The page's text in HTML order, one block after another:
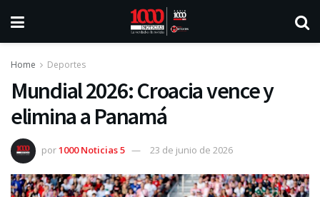
Home Deportes
Mundial 2026: Croacia vence y
elimina a Panamá
por1000 Noticias 5 23 de junio de 2026